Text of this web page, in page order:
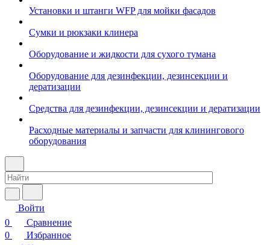
Установки и штанги WFP для мойки фасадов
Сумки и рюкзаки клинера
Оборудование и жидкости для сухого тумана
Оборудование для дезинфекции, дезинсекции и
дератизации
Средства для дезинфекции, дезинсекции и дератизации
Расходные материалы и запчасти для клинингового
оборудования
Войти
0
Сравнение
0
Избранное